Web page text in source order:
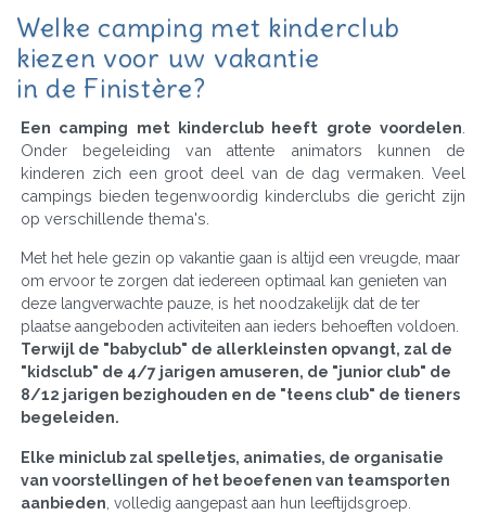
Welke camping met kinderclub
kiezen voor uw vakantie
in de Finistère?
Een camping met kinderclub heeft grote voordelen
Onder begeleiding van attente animators kunnen de
kinderen zich een groot deel van de dag vermaken. Veel
campings bieden tegenwoordig kinderclubs die gericht zijn
op verschillende thema's.
Met het hele gezin op vakantie gaan is altijd een vreugde, maar
om ervoor te zorgen dat iedereen optimaal kan genieten van
deze langverwachte pauze, is het noodzakelijk dat de ter
plaatse aangeboden activiteiten aan ieders behoeften voldoen.
Terwijl de "babyclub" de allerkleinsten opvangt, zal de
"kidsclub" de 4/7 jarigen amuseren, de "junior club" de
8/12 jarigen bezighouden en de "teens club" de tieners
begeleiden.
Elke miniclub zal spelletjes, animaties, de organisatie
van voorstellingen of het beoefenen van teamsporten
aanbieden , volledig aangepast aan hun leeftijdsgroep.